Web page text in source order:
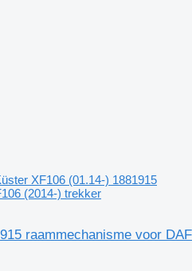
XF106 (01.14-) 1881915
(2014-) trekker
raammechanisme voor DAF